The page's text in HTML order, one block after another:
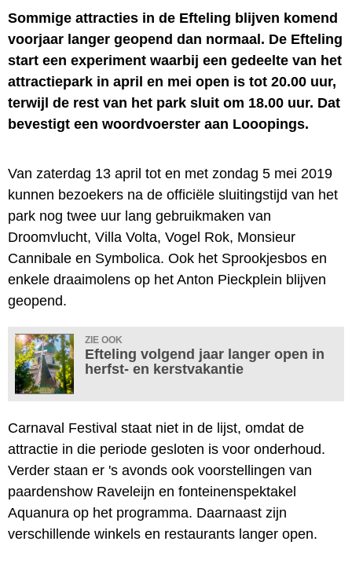
Sommige attracties in de Efteling blijven komend
voorjaar langer geopend dan normaal. De Efteling
start een experiment waarbij een gedeelte van het
attractiepark in april en mei open is tot 20.00 uur,
terwijl de rest van het park sluit om 18.00 uur. Dat
bevestigt een woordvoerster aan Looopings.
Van zaterdag 13 april tot en met zondag 5 mei 2019
kunnen bezoekers na de officiële sluitingstijd van het
park nog twee uur lang gebruikmaken van
Droomvlucht, Villa Volta, Vogel Rok, Monsieur
Cannibale en Symbolica. Ook het Sprookjesbos en
enkele draaimolens op het Anton Pieckplein blijven
geopend.
ZIE OOK
Efteling volgend jaar langer open in
herfst- en kerstvakantie
Carnaval Festival staat niet in de lijst, omdat de
attractie in die periode gesloten is voor onderhoud.
Verder staan er 's avonds ook voorstellingen van
paardenshow Raveleijn en fonteinenspektakel
Aquanura op het programma. Daarnaast zijn
verschillende winkels en restaurants langer open.